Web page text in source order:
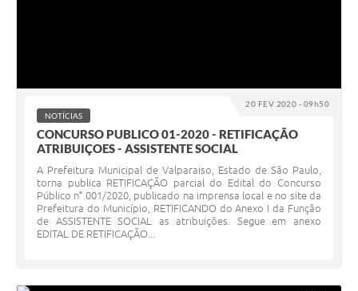
20 FEV 2020 - 09h50
NOTÍCIAS
CONCURSO PUBLICO 01-2020 - RETIFICAÇÃO
ATRIBUIÇOES - ASSISTENTE SOCIAL
A Prefeitura Municipal de Valparaiso, Estado de São Paulo,
torna publica RETIFICAÇÃO parcial do Edital do Concurso
Público n° 001/2020, publicado na imprensa local e no site da
Prefeitura do Município, RETIFICANDO do Anexo I da Função
de ASSISTENTE SOCIAL as atribuições. Segue em anexo
EDITAL DE RETIFICAÇÃO...